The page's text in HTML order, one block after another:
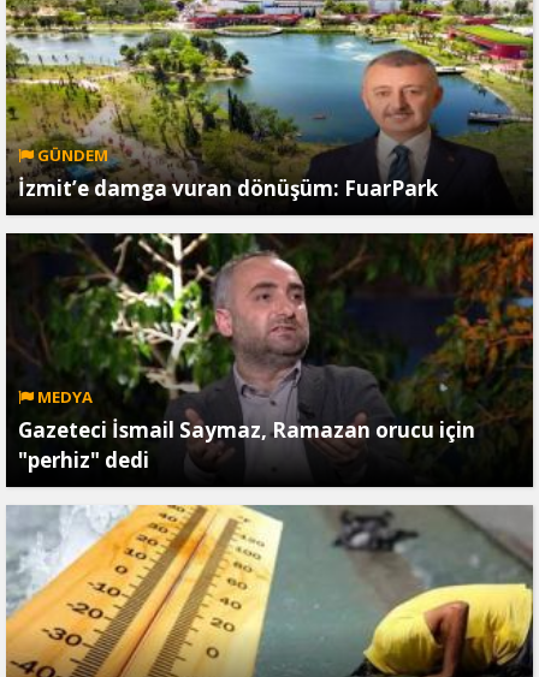
GÜNDEM
İzmit’e damga vuran dönüşüm: FuarPark
MEDYA
Gazeteci İsmail Saymaz, Ramazan orucu için
"perhiz" dedi